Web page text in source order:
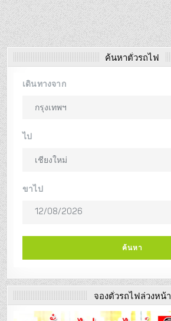
ค้นหาตั๋วรถไฟ
จองตั๋วรถไฟล่วงหน้า